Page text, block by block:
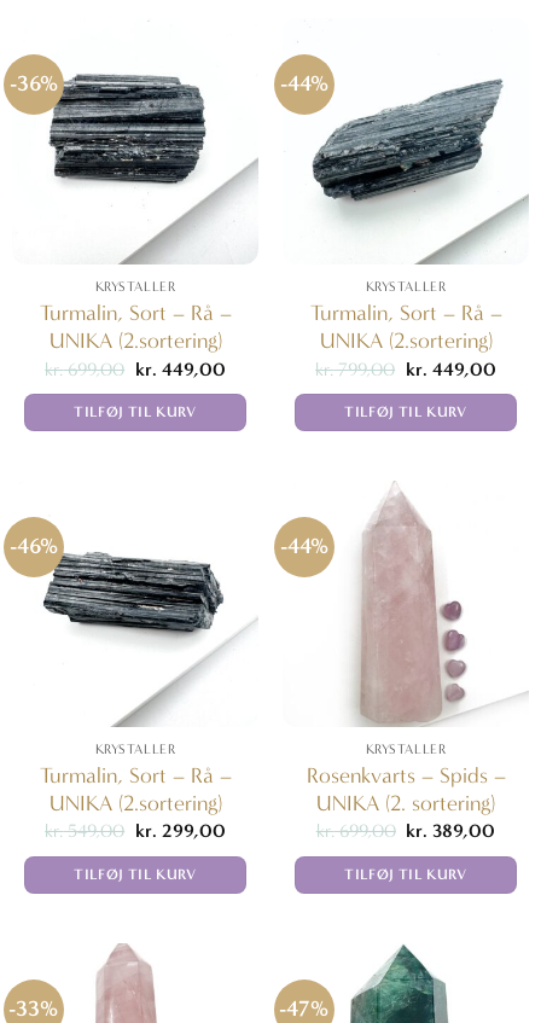
-36%
KRYSTALLER
Turmalin, Sort – Rå –
UNIKA (2.sortering)
kr.699,00 Den
pris
var:
kr. 449,00Den
pris
TILFØJ TIL KURV
-44%
KRYSTALLER
Turmalin, Sort – Rå –
UNIKA (2.sortering)
kr.799,00 Den
pris
var:
kr. 449,00Den
pris
TILFØJ TIL KURV
-46%
KRYSTALLER
Turmalin, Sort – Rå –
UNIKA (2.sortering)
kr.549,00 Den
pris
var:
kr. 299,00Den
pris
TILFØJ TIL KURV
-44%
KRYSTALLER
Rosenkvarts – Spids –
UNIKA (2. sortering)
kr.699,00 Den
pris
var:
kr. 389,00
pris
TILFØJ TIL KURV
-33% -47%